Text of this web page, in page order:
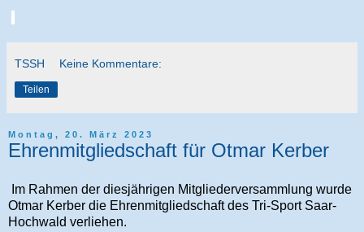
TSSH Keine Kommentare:
Teilen
Montag, 20. März 2023
Ehrenmitgliedschaft für Otmar Kerber
Im Rahmen der diesjährigen Mitgliederversammlung wurde
Otmar Kerber die Ehrenmitgliedschaft des Tri-Sport Saar-
Hochwald verliehen.